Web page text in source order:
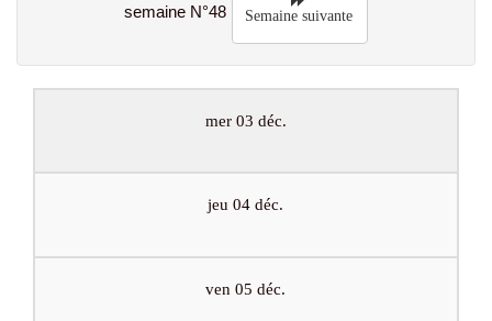
semaine N°48 Semaine suivante
mer 03 déc.
jeu 04 déc.
ven 05 déc.